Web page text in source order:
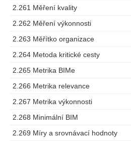
2.261 Měření kvality
2.262 Měření výkonnosti
2.263 Měřítko organizace
2.264 Metoda kritické cesty
2.265 Metrika BIMe
2.266 Metrika relevance
2.267 Metrika výkonnosti
2.268 Minimální BIM
2.269 Míry a srovnávací hodnoty